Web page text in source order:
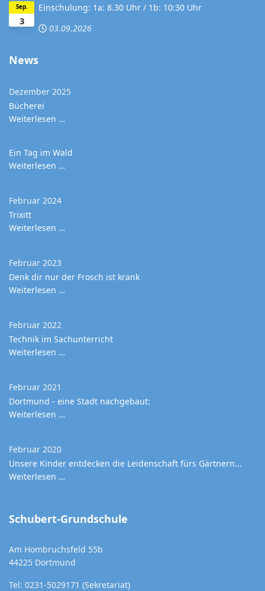
3
Sep.
Einschulung: 1a: 8.30 Uhr / 1b: 10:30 Uhr
03.09.2026
News
Dezember 2025
Bücherei
Weiterlesen …
Ein Tag im Wald
Weiterlesen …
Februar 2024
Trixitt
Weiterlesen …
Februar 2023
Denk dir nur der Frosch ist krank
Weiterlesen …
Februar 2022
Technik im Sachunterricht
Weiterlesen …
Februar 2021
Dortmund - eine Stadt nachgebaut:
Weiterlesen …
Februar 2020
Unsere Kinder entdecken die Leidenschaft fürs Gärtnern...
Weiterlesen …
Schubert-Grundschule
Am Hombruchsfeld 55b
44225 Dortmund
Tel: 0231-5029171 (Sekretariat)